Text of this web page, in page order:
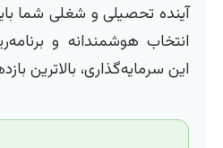
آینده تحصیلی و شغلی شما
انتخاب هوشمندانه و
این سرمایه‌گذاری، بالاترین